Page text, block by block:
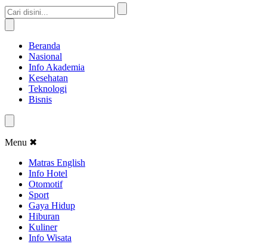
Beranda
Nasional
Info Akademia
Kesehatan
Teknologi
Bisnis
Menu ✖
Matras English
Info Hotel
Otomotif
Sport
Gaya Hidup
Hiburan
Kuliner
Info Wisata